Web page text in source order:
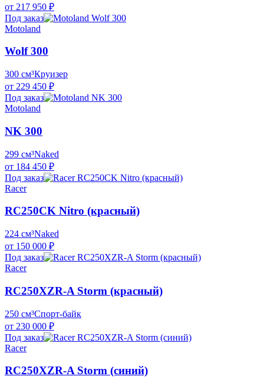
от 217 950 ₽
Под заказ
Motoland
Wolf 300
300 см³Круизер
от 229 450 ₽
Под заказ
Motoland
NK 300
299 см³Naked
от 184 450 ₽
Под заказ
Racer
RC250CK Nitro (красный)
224 см³Naked
от 150 000 ₽
Под заказ
Racer
RC250XZR-A Storm (красный)
250 см³Спорт-байк
от 230 000 ₽
Под заказ
Racer
RC250XZR-A Storm (синий)